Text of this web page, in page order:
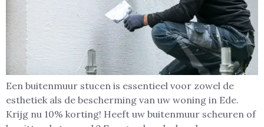
Een buitenmuur stucen is essentieel voor zowel de
esthetiek als de bescherming van uw woning in Ede.
Krijg nu 10% korting! Heeft uw buitenmuur scheuren of